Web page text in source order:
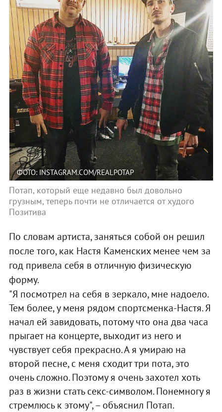
ФОТО: INSTAGRAM.COM/REALPOTAP
Потап, который еще недавно был довольно
грузным, теперь почти не отличается от худого
Позитива
По словам артиста, заняться собой он решил
после того, как Настя Каменских менее чем за
год привела себя в отличную физическую
форму.
"Я посмотрел на себя в зеркало, мне надоело.
Тем более, у меня рядом спортсменка-Настя. Я
начал ей завидовать, потому что она два часа
прыгает на концерте, выходит из него и
чувствует себя прекрасно. А я умираю на
второй песне, с меня сходит три пота, это
очень сложно. Поэтому я очень захотел хоть
раз в жизни стать секс-символом. Понемногу я
стремлюсь к этому", – объяснил Потап.